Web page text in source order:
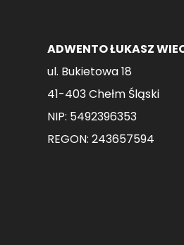
ADWENTO ŁUKASZ
ul. Bukietowa 18
41-403 Chełm Śląski
NIP: 5492396353
REGON: 243657594